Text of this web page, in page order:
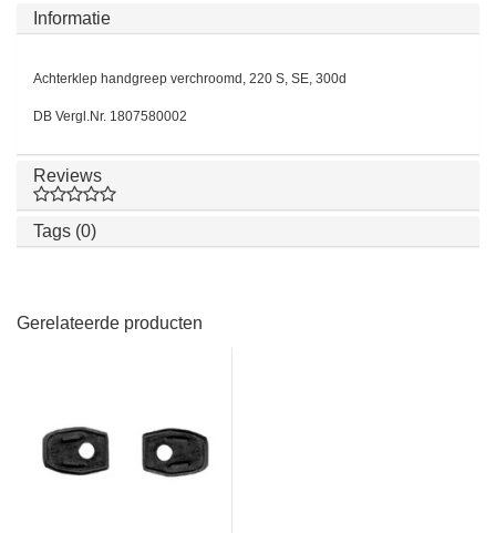
Informatie
Achterklep handgreep verchroomd, 220 S, SE, 300d
DB Vergl.Nr. 1807580002
Reviews
Tags (0)
Gerelateerde producten